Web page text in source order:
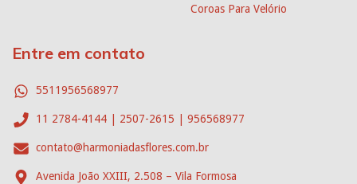
Coroas Para Velório
Entre em contato
5511956568977
11 2784-4144 | 2507-2615 | 956568977
contato@harmoniadasflores.com.br
Avenida João XXIII, 2.508 – Vila Formosa